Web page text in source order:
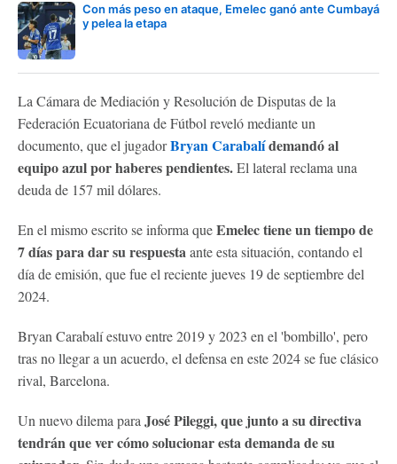
Con más peso en ataque, Emelec ganó ante Cumbayá
y pelea la etapa
La Cámara de Mediación y Resolución de Disputas de la
Federación Ecuatoriana de Fútbol reveló mediante un
documento, que el jugadorBryan Carabalídemandó al
equipo azul por haberes pendientes.El lateral reclama una
deuda de 157 mil dólares.
En el mismo escrito se informa queEmelec tiene un tiempo de
7 días para dar su respuestaante esta situación, contando el
día de emisión, que fue el reciente jueves 19 de septiembre del
2024.
Bryan Carabalí estuvo entre 2019 y 2023 en el 'bombillo', pero
tras no llegar a un acuerdo, el defensa en este 2024 se fue clásico
rival, Barcelona.
Un nuevo dilema para José Pileggi, que junto a su directiva
tendrán que ver cómo solucionar esta demanda de su